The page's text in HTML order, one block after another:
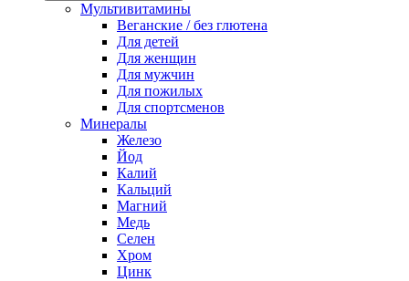
Мультивитамины
Веганские / без глютена
Для детей
Для женщин
Для мужчин
Для пожилых
Для спортсменов
Минералы
Железо
Йод
Калий
Кальций
Магний
Медь
Селен
Хром
Цинк